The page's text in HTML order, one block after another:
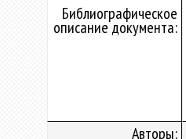
Библиографическое
описание документа:
Авторы: